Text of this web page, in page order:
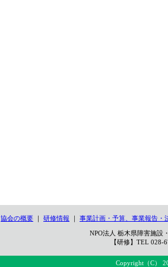
協会の概要 ｜ 研修情報 ｜ 事業計画・予算、事業報告・
NPO法人 栃木県障害施
【研修】TEL
Copyright（C）